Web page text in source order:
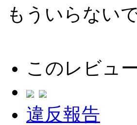
もういらないで
このレビュ
違反報告